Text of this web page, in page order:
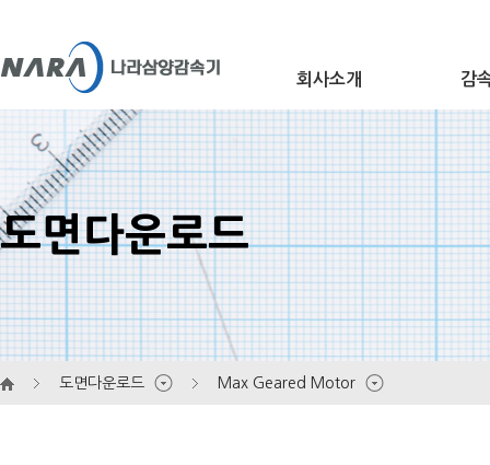
회사소개 감
개요
연혁
인증 및 상장
대리점 안내
홍보센터
오시는 길
도면다운로드
도면다운로드 Max Geared Motor